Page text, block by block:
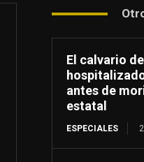
El calvario
antes de
estatal
ESPECIALES